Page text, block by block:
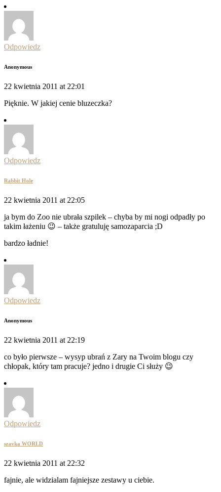
Odpowiedz
Anonymous
22 kwietnia 2011 at 22:01
Pięknie. W jakiej cenie bluzeczka?
Odpowiedz
Rabbit Hole
22 kwietnia 2011 at 22:05
ja bym do Zoo nie ubrała szpilek – chyba by mi nogi odpadły po
takim łażeniu 😉 – także gratuluję samozaparcia ;D
bardzo ładnie!
Odpowiedz
Anonymous
22 kwietnia 2011 at 22:19
co było pierwsze – wysyp ubrań z Zary na Twoim blogu czy
chłopak, który tam pracuje? jedno i drugie Ci służy 😉
Odpowiedz
szavka WORLD
22 kwietnia 2011 at 22:32
fajnie, ale widzialam fajniejsze zestawy u ciebie.